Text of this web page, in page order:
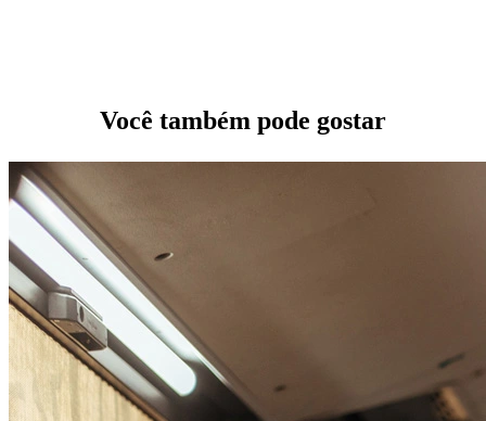
Você também pode gostar